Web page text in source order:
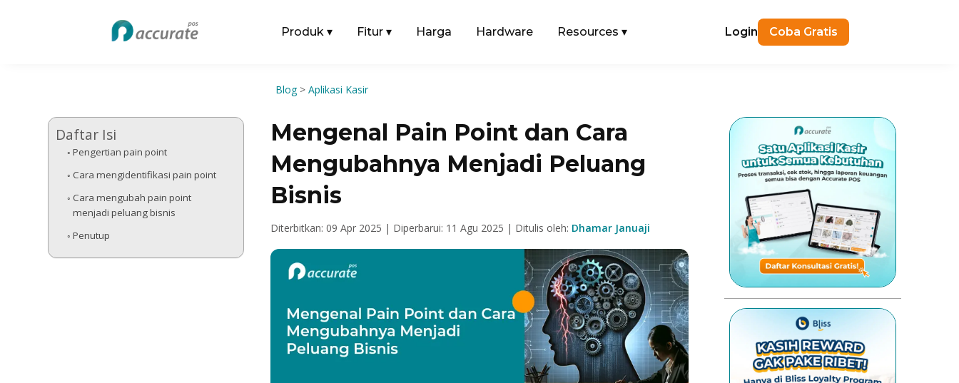
Produk ▾ Fitur ▾ Harga Hardware Resources ▾ Login Coba Gratis
Blog>Aplikasi Kasir
Daftar Isi
Pengertian pain point
Cara mengidentifikasi pain point
Cara mengubah pain point
menjadi peluang bisnis
Penutup
Mengenal Pain Point dan Cara
Mengubahnya Menjadi Peluang
Bisnis
Diterbitkan: 09 Apr 2025 | Diperbarui: 11 Agu 2025 | Ditulis oleh: Dhamar Januaji